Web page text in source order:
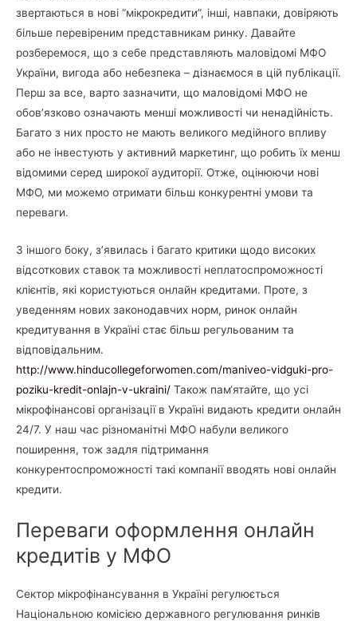
звертаються в нові “мікрокредити”, інші, навпаки, довіряють
більше перевіреним представникам ринку. Давайте
розберемося, що з себе представляють маловідомі МФО
України, вигода або небезпека – дізнаємося в цій публікації.
Перш за все, варто зазначити, що маловідомі МФО не
обов’язково означають менші можливості чи ненадійність.
Багато з них просто не мають великого медійного впливу
або не інвестують у активний маркетинг, що робить їх менш
відомими серед широкої аудиторії. Отже, оцінюючи нові
МФО, ми можемо отримати більш конкурентні умови та
переваги.
З іншого боку, з’явилась і багато критики щодо високих
відсоткових ставок та можливості неплатоспроможності
клієнтів, які користуються онлайн кредитами. Проте, з
уведенням нових законодавчих норм, ринок онлайн
кредитування в Україні стає більш регульованим та
відповідальним.
http://www.hinducollegeforwomen.com/maniveo-vidguki-pro-
poziku-kredit-onlajn-v-ukraini/ Також пам‘ятайте, що усі
мікрофінансові організації в Україні видають кредити онлайн
24/7. У наш час різноманітні МФО набули великого
поширення, тож задля підтримання
конкурентоспроможності такі компанії вводять нові онлайн
кредити.
Переваги оформлення онлайн
кредитів у МФО
Сектор мікрофінансування в Україні регулюється
Національною комісією державного регулювання ринків